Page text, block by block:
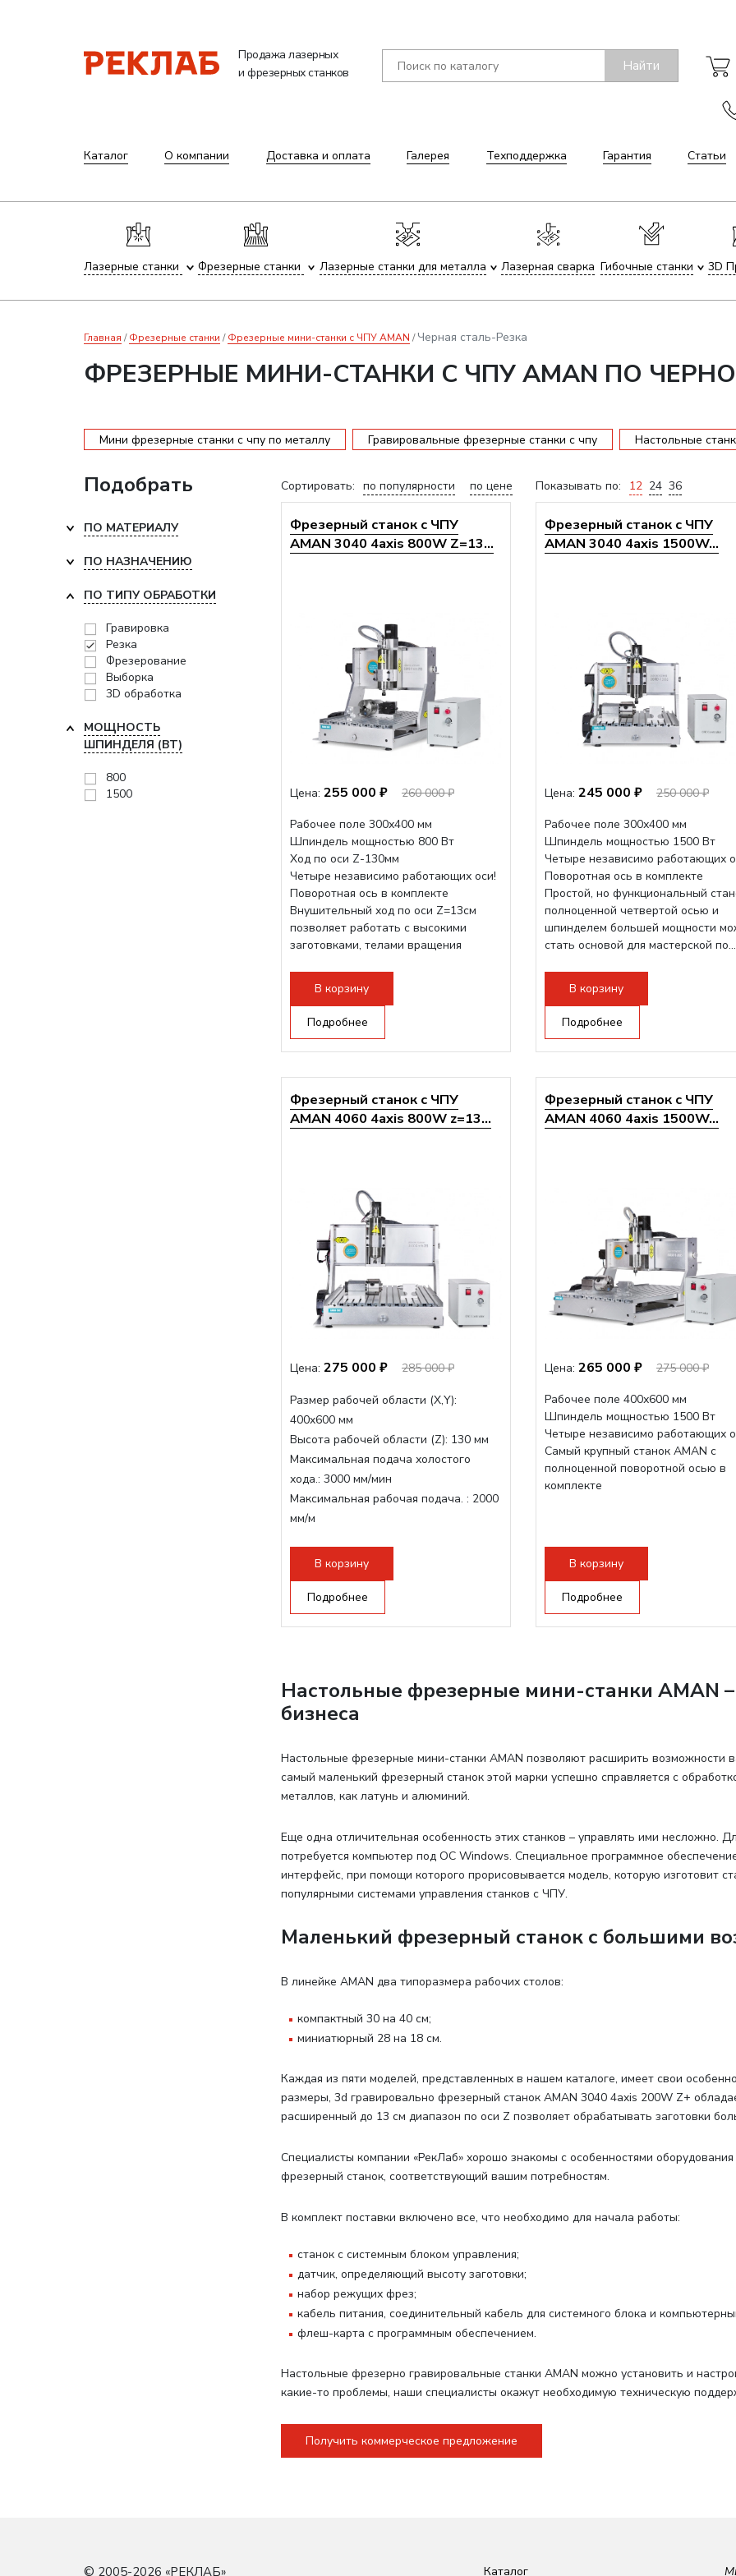
Продажа лазерных
и фрезерных станков
Найти
Каталог О компании Доставка и оплата Галерея Техподдержка Гарантия Статьи
Лазерные станки Фрезерные станки Лазерные станки для металла Лазерная сварка Гибочные станки 3D
Главная Фрезерные станки Фрезерные мини-станки с ЧПУ AMAN Черная сталь-Резка
ФРЕЗЕРНЫЕ МИНИ-СТАНКИ С ЧПУ AMAN ПО
Мини фрезерные станки с чпу по металлу Гравировальные фрезерные станки с чпу Настольные
Сортировать: по популярности по цене Показывать по: 12 24 36
Фрезерный станок с ЧПУ
AMAN 3040 4axis 800W Z=13...
Цена: 255 000 ₽
260 000 ₽
Рабочее поле 300х400 мм
Шпиндель мощностью 800 Вт
Ход по оси Z-130мм
Четыре независимо работающих оси!
Поворотная ось в комплекте
Внушительный ход по оси Z=13см
позволяет работать с высокими
заготовками, телами вращения
В корзину
Подробнее
Фрезерный станок с ЧПУ
AMAN 3040 4axis 1500W...
Цена: 245 000 ₽
250 000 ₽
Рабочее поле 300х400 мм
Шпиндель мощностью 1500 Вт
Четыре независимо работающих
Поворотная ось в комплекте
Простой, но функциональный
полноценной четвертой осью и
шпинделем большей мощности
стать основой для мастерской по...
В корзину
Подробнее
Фрезерный станок с ЧПУ
AMAN 4060 4axis 800W z=13...
Цена: 275 000 ₽ 285 000 ₽
Размер рабочей области (Х,Y):
400x600 мм
Высота рабочей области (Z): 130 мм
Максимальная подача холостого
хода.: 3000 мм/мин
Максимальная рабочая подача. : 2000
мм/м
стандартно:Т-слот
Цанговый патрон:ER11
Мощность шпинделя:
В корзину
Подробнее
Фрезерный станок с ЧПУ
AMAN 4060 4axis 1500W...
Цена: 265 000 ₽
275 000 ₽
Рабочее поле 400х600 мм
Шпиндель мощностью 1500 Вт
Четыре независимо работающих
Самый крупный станок AMAN с
полноценной поворотной осью в
комплекте
В корзину
Подробнее
Настольные фрезерные мини-станки AMAN
бизнеса
Настольные фрезерные мини-станки AMAN позволяют расширить возможности
самый маленький фрезерный станок этой марки успешно справляется с
металлов, как латунь и алюминий.
Еще одна отличительная особенность этих станков – управлять ими несложно.
потребуется компьютер под ОС Windows. Специальное программное
интерфейс, при помощи которого прорисовывается модель, которую изготовит
популярными системами управления станков с ЧПУ.
Маленький фрезерный станок с большими
В линейке AMAN два типоразмера рабочих столов:
компактный 30 на 40 см;
миниатюрный 28 на 18 см.
Каждая из пяти моделей, представленных в нашем каталоге, имеет свои
размеры, 3d гравировально фрезерный станок AMAN 3040 4axis 200W Z+
расширенный до 13 см диапазон по оси Z позволяет обрабатывать заготовки
Специалисты компании «РекЛаб» хорошо знакомы с особенностями
фрезерный станок, соответствующий вашим потребностям.
В комплект поставки включено все, что необходимо для начала работы:
станок с системным блоком управления;
датчик, определяющий высоту заготовки;
набор режущих фрез;
кабель питания, соединительный кабель для системного блока и
флеш-карта с программным обеспечением.
Настольные фрезерно гравировальные станки AMAN можно установить и
какие-то проблемы, наши специалисты окажут необходимую техническую
Получить коммерческое предложение
Подобрать
ПО МАТЕРИАЛУ
ПО НАЗНАЧЕНИЮ
ПО ТИПУ ОБРАБОТКИ
Гравировка
Резка
Фрезерование
Выборка
3D обработка
МОЩНОСТЬ
ШПИНДЕЛЯ (ВТ)
800
1500
© 2005-2026 «РЕКЛАБ» Каталог